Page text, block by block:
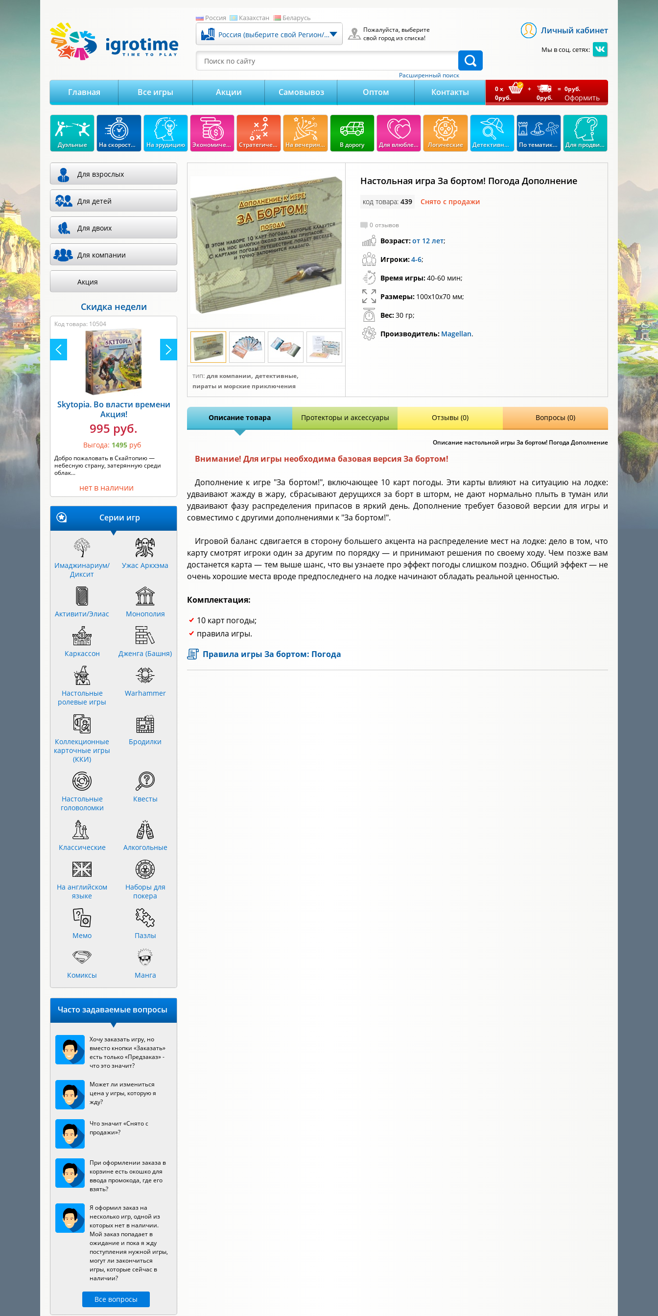
Россия Казахстан Беларусь
Россия (выберите свой Регион/Город)
Пожалуйста, выберите
свой город из списка!
Поиск по сайту
Расширенный поиск
Личный кабинет
Мы в соц. сетях:
Главная Все игры Акции Самовывоз Оптом Контакты 0x
0руб.
+
0руб.
= 0руб.
Оформить
Дуэльные На скорость реакции На эрудицию Экономические Стратегические На вечеринку В дорогу Для влюбленных Логические Детективные По тематикам Для продвинутых
тип: для компании, детективные,
пираты и морские приключения
Настольная игра За бортом! Погода Дополнение
код товара: 439 Снято с продажи
0 отзывов
Возраст:от 12 лет;
Игроки:4-6;
Время игры:40-60 мин;
Размеры: 100x10x70 мм;
Вес:30 гр;
Производитель: Magellan.
Описание товара Протекторы и аксессуары Отзывы (0) Вопросы (0)
Описание настольной игры За бортом! Погода Дополнение
Внимание! Для игры необходима базовая версия За бортом!
Дополнение к игре "За бортом!", включающее 10 карт погоды. Эти карты влияют на ситуацию на лодке:
удваивают жажду в жару, сбрасывают дерущихся за борт в шторм, не дают нормально плыть в туман или
удваивают фазу распределения припасов в яркий день. Дополнение требует базовой версии для игры и
совместимо с другими дополнениями к "За бортом!".
Игровой баланс сдвигается в сторону большего акцента на распределение мест на лодке: дело в том, что
карту смотрят игроки один за другим по порядку — и принимают решения по своему ходу. Чем позже вам
достанется карта — тем выше шанс, что вы узнаете про эффект погоды слишком поздно. Общий эффект — не
очень хорошие места вроде предпоследнего на лодке начинают обладать реальной ценностью.
Комплектация:
10 карт погоды;
правила игры.
Правила игры За бортом: Погода
Для взрослых
Для детей
Для двоих
Для компании
Акция
Скидка недели
Код товара: 8317
Unmatched. Бигфут против
Робин Гуда Акция!
1495 руб.
Выгода: руб
Кто сильнее – король Артур или граф
Дракула? Горгона Медуза или Робин ...
нет в наличии
Серии игр
Имаджинариум/
Диксит
Ужас Аркхэма
Активити/Элиас Монополия
Каркассон Дженга (Башня)
Настольные
ролевые игры
Warhammer
Коллекционные
карточные игры
(ККИ)
Бродилки
Настольные
головоломки
Квесты
Классические Алкогольные
На английском
языке
Наборы для
покера
Мемо Пазлы
Комиксы Манга
Часто задаваемые вопросы
Хочу заказать игру, но
вместо кнопки «Заказать»
есть только «Предзаказ» -
что это значит?
Может ли измениться
цена у игры, которую я
жду?
Что значит «Снято с
продажи»?
При оформлении заказа в
корзине есть окошко для
ввода промокода, где его
взять?
Я оформил заказ на
несколько игр, одной из
которых нет в наличии.
Мой заказ попадает в
ожидание и пока я жду
поступления нужной игры,
могут ли закончиться
игры, которые сейчас в
наличии?
Все вопросы